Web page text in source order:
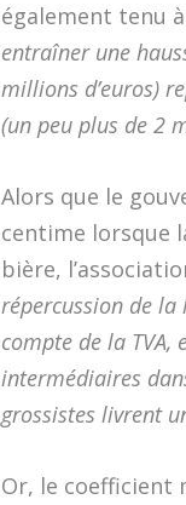
également tenu
entraîner une
millions d’euros)
(un peu plus de 2
Alors que le
centime lorsque
bière,
répercussion de la
compte de la
intermédiaires
grossistes livrent
Or, le coefficient